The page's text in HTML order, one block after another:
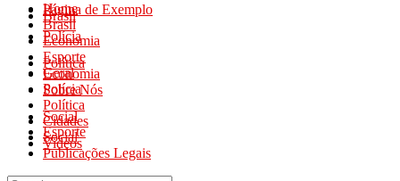
Página de Exemplo
Polícia
Política
Sobre Nós
Social
Videos
Brasil
Economia
Esporte
Home
Brasil
Economia
Esporte
Geral
Polícia
Política
Cidades
Social
Publicações Legais